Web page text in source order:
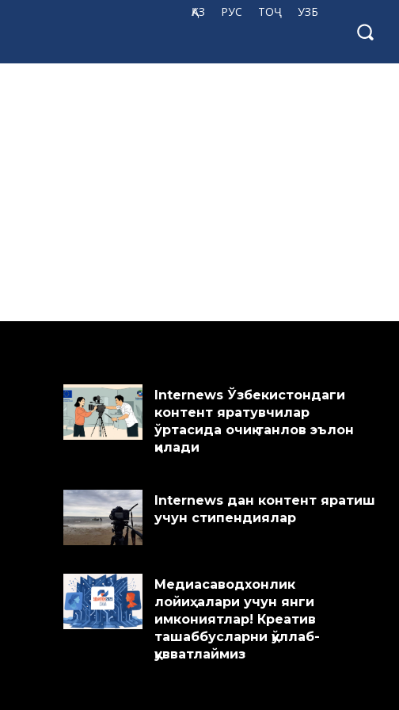
ҚАЗ РУС ТОҶ УЗБ
Internews Ўзбекистондаги
контент яратувчилар
ўртасида очиқ танлов эълон
қилади
Internews дан контент яратиш
учун стипендиялар
Медиасаводхонлик
лойиҳалари учун янги
имкониятлар! Креатив
ташаббусларни қўллаб-
қувватлаймиз